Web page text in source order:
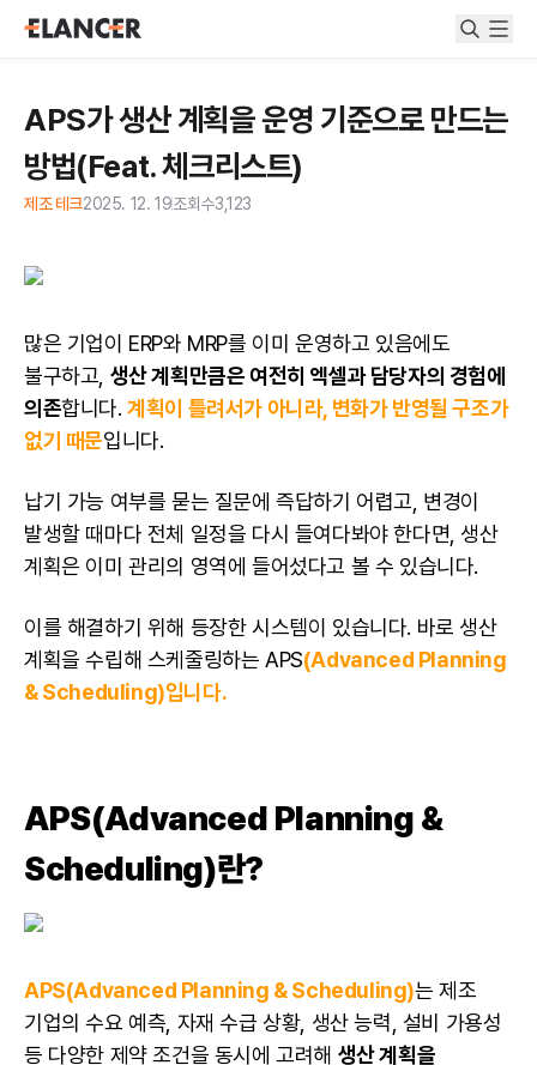
APS가 생산 계획을 운영 기준으로 만드는
방법(Feat. 체크리스트)
제조 테크2025. 12. 19조회수3,123
많은 기업이 ERP와 MRP를 이미 운영하고 있음에도
불구하고, 생산 계획만큼은 여전히 엑셀과 담당자의 경험에
의존합니다.계획이 틀려서가 아니라, 변화가 반영될 구조가
없기 때문입니다.
납기 가능 여부를 묻는 질문에 즉답하기 어렵고, 변경이
발생할 때마다 전체 일정을 다시 들여다봐야 한다면, 생산
계획은 이미 관리의 영역에 들어섰다고 볼 수 있습니다.
이를 해결하기 위해 등장한 시스템이 있습니다. 바로 생산
계획을 수립해 스케줄링하는 APS(Advanced Planning
& Scheduling)입니다.
APS(Advanced Planning &
Scheduling)란?
APS(Advanced Planning & Scheduling)는 제조
기업의 수요 예측, 자재 수급 상황, 생산 능력, 설비 가용성
등 다양한 제약 조건을 동시에 고려해 생산 계획을